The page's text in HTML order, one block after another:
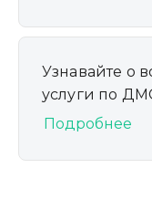
Узнавайте о
услуги по
Подробнее